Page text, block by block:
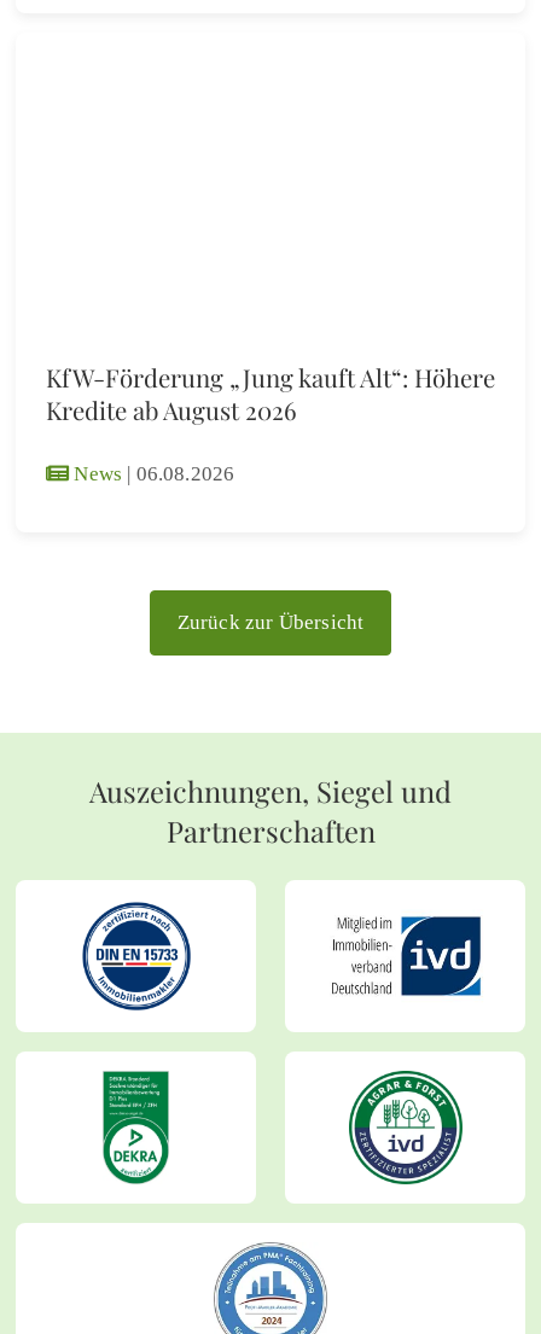
KfW-Förderung „Jung kauft Alt“: Höhere
Kredite ab August 2026
News | 06.08.2026
Zurück zur Übersicht
Auszeichnungen, Siegel und
Partnerschaften